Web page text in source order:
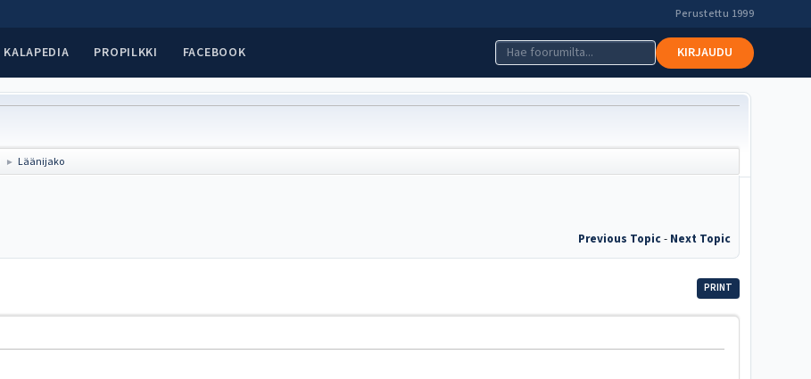
Perustettu 1999
KALAPEDIA PROPILKKI FACEBOOK KIRJAUDU
► Läänijako
Previous Topic- Next Topic
PRINT